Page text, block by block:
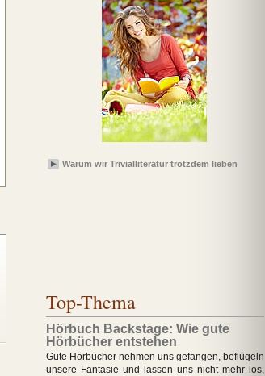
Fischnapping
Wer dem Tode
geweiht
Warum wir Trivialliteratur trotzdem lieben
Top-Thema
Hörbuch Backstage: Wie gute
Hörbücher entstehen
Gute Hörbücher nehmen uns gefangen, beflügeln
unsere Fantasie und lassen uns nicht mehr los,